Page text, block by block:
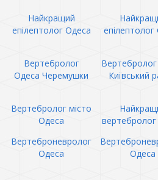
Найкращий
епілептолог Одеса
Вертебролог
Одеса Черемушки
Київський
Вертебролог місто
Одеса
Вертеброневролог
Одеса
Одеса